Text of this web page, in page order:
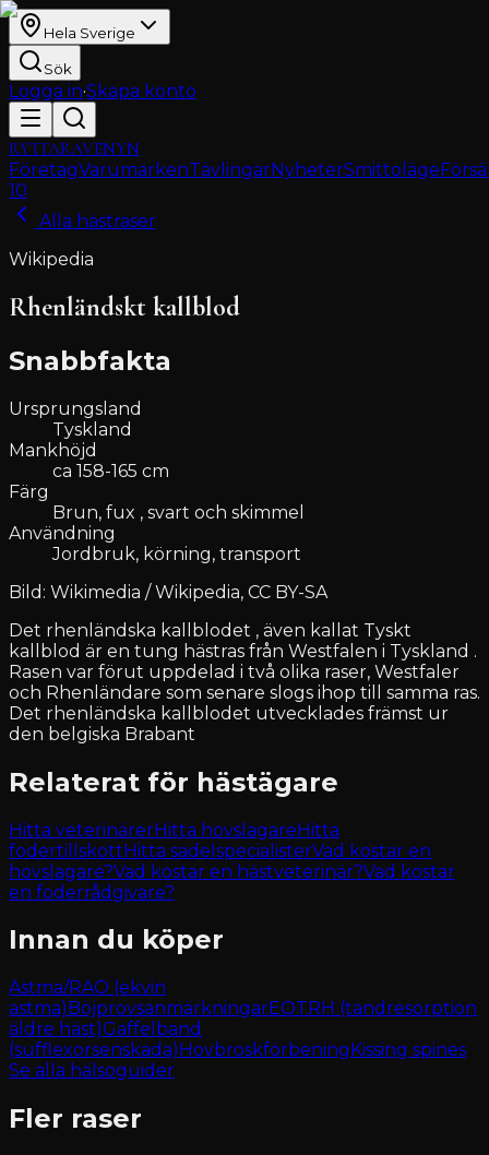
Hela Sverige
Sök
Logga in·Skapa konto
RYTTARAVENYN
FöretagVarumärkenTävlingarNyheterSmittoläge
10
Alla hästraser
Wikipedia
Rhenländskt kallblod
Snabbfakta
Ursprungsland
Tyskland
Mankhöjd
ca 158-165 cm
Färg
Brun, fux , svart och skimmel
Användning
Jordbruk, körning, transport
Bild: Wikimedia / Wikipedia, CC BY-SA
Det rhenländska kallblodet , även kallat Tyskt
kallblod är en tung hästras från Westfalen i Tyskland .
Rasen var förut uppdelad i två olika raser, Westfaler
och Rhenländare som senare slogs ihop till samma ras.
Det rhenländska kallblodet utvecklades främst ur
den belgiska Brabant
Relaterat för hästägare
Hitta veterinärerHitta hovslagareHitta
fodertillskottHitta sadelspecialisterVad kostar en
hovslagare?Vad kostar en hästveterinär?Vad kostar
en foderrådgivare?
Innan du köper
Astma/RAO (ekvin
astma) BöjprovsanmärkningarEOTRH (tandresorption
äldre häst)Gaffelband
(sufflexorsenskada) Hovbroskförbening Kissing spines
Se alla hälsoguider
Fler raser